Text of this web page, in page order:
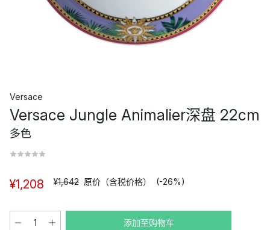
Versace
Versace Jungle Animalier深盘 22cm
多色
¥1,208 ¥1,642 原价（含税价格） (-26%)
添加至购物车